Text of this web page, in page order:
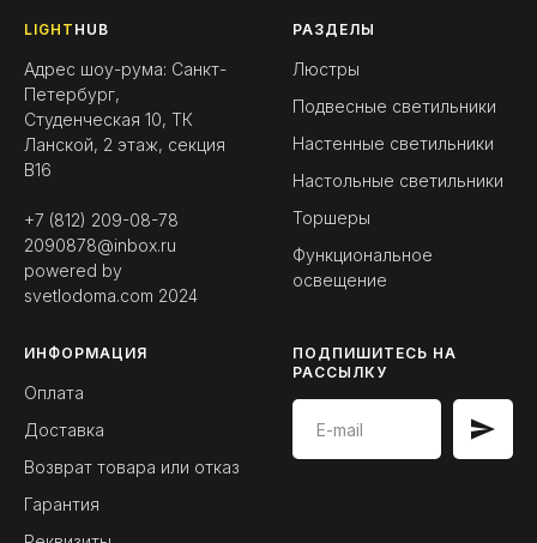
LIGHT HUB
Адрес шоу-рума: Санкт-
Петербург,
Студенческая 10, ТК
Ланской, 2 этаж, секция
B16
+7 (812) 209-08-78
2090878@inbox.ru
powered by
svetlodoma.com 2024
РАЗДЕЛЫ
Люстры
Подвесные светильники
Настенные светильники
Настольные светильники
Торшеры
Функциональное
освещение
ИНФОРМАЦИЯ
Оплата
Доставка
Возврат товара или отказ
Гарантия
ПОДПИШИТЕСЬ НА
РАССЫЛКУ